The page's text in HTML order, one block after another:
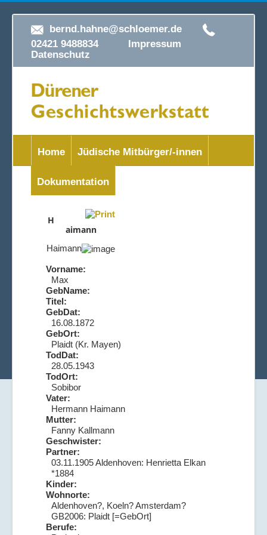
bernd.hahne@schloemer.de
02421 9488834 Impressum
Datenschutz
Home Jüdische Mitbürger/-innen
Dokumentation
H
aimann
Haimann
Vorname:
Max
GebName:
Titel:
GebDat:
16.08.1872
GebOrt:
Plaidt (Kr. Mayen)
TodDat:
28.05.1943
TodOrt:
Sobibor
Vater:
Hermann Haimann
Mutter:
Fanny Kallmann
Geschwister:
Partner:
03.11.1905 Aldenhoven: Henrietta Elkan
*1884
Kinder:
Wohnorte:
Aldenhoven?, Koeln? Amsterdam?
GB2006: Plaidt [=GebOrt]
Berufe: